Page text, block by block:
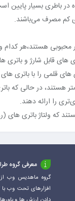
کم مصرف می‌باشند.
محبوبی هستند،هر
قلمی را با باتری
را ارائه دهند.
معرفی گروه
افزارهای تحت وب با